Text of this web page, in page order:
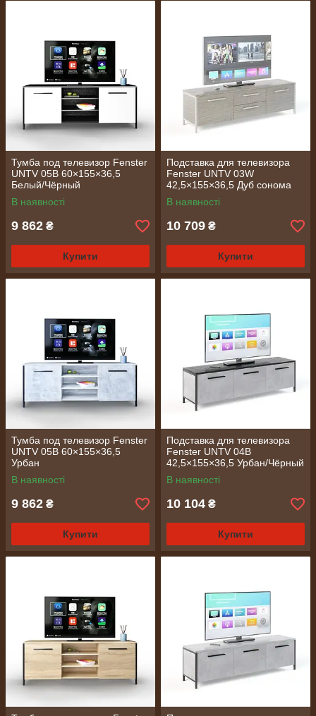
Тумба под телевизор Fenster
UNTV 05B 60×155×36,5
Белый/Чёрный
В наявності
9 862 ₴
Купити
Подставка для телевизора
Fenster UNTV 03W
42,5×155×36,5 Дуб сонома
В наявності
10 709 ₴
Купити
Тумба под телевизор Fenster
UNTV 05B 60×155×36,5
Урбан
В наявності
9 862 ₴
Купити
Подставка для телевизора
Fenster UNTV 04B
42,5×155×36,5 Урбан/Чёрный
В наявності
10 104 ₴
Купити